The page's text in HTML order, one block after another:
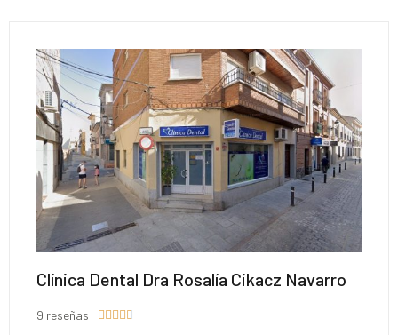
Clínica Dental Dra Rosalía Cikacz Navarro
9 reseñas     